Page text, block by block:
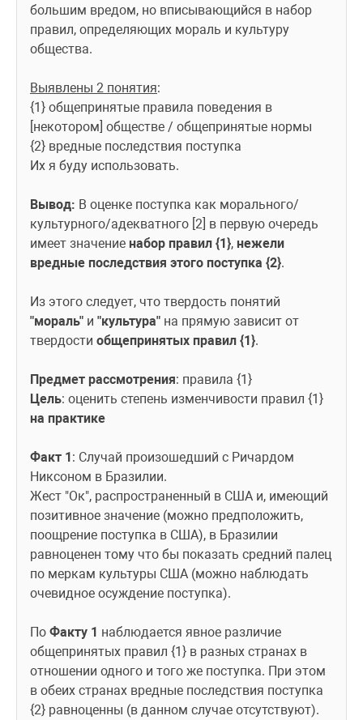
большим вредом, но вписывающийся в набор
правил, определяющих мораль и культуру
общества.
Выявлены 2 понятия:
{1} общепринятые правила поведения в
[некотором] обществе / общепринятые нормы
{2} вредные последствия поступка
Их я буду использовать.
Вывод: В оценке поступка как морального/
культурного/адекватного [2] в первую очередь
имеет значение набор правил {1}, нежели
вредные последствия этого поступка {2}.
"мораль" и "культура" на прямую зависит от
твердости общепринятых правил {1}.
Предмет рассмотрения: правила {1}
Цель
на практике
Факт 1: Случай произошедший с Ричардом
Никсоном в Бразилии.
Жест "Ок", распространенный в США и, имеющий
позитивное значение (можно предположить,
поощрение поступка в США), в Бразилии
равноценен тому что бы показать средний палец
по меркам культуры США (можно наблюдать
очевидное осуждение поступка).
По Факту 1 наблюдается явное различие
общепринятых правил {1} в разных странах в
отношении одного и того же поступка. При этом
в обеих странах вредные последствия поступка
{2} равноценны (в данном случае отсутствуют).